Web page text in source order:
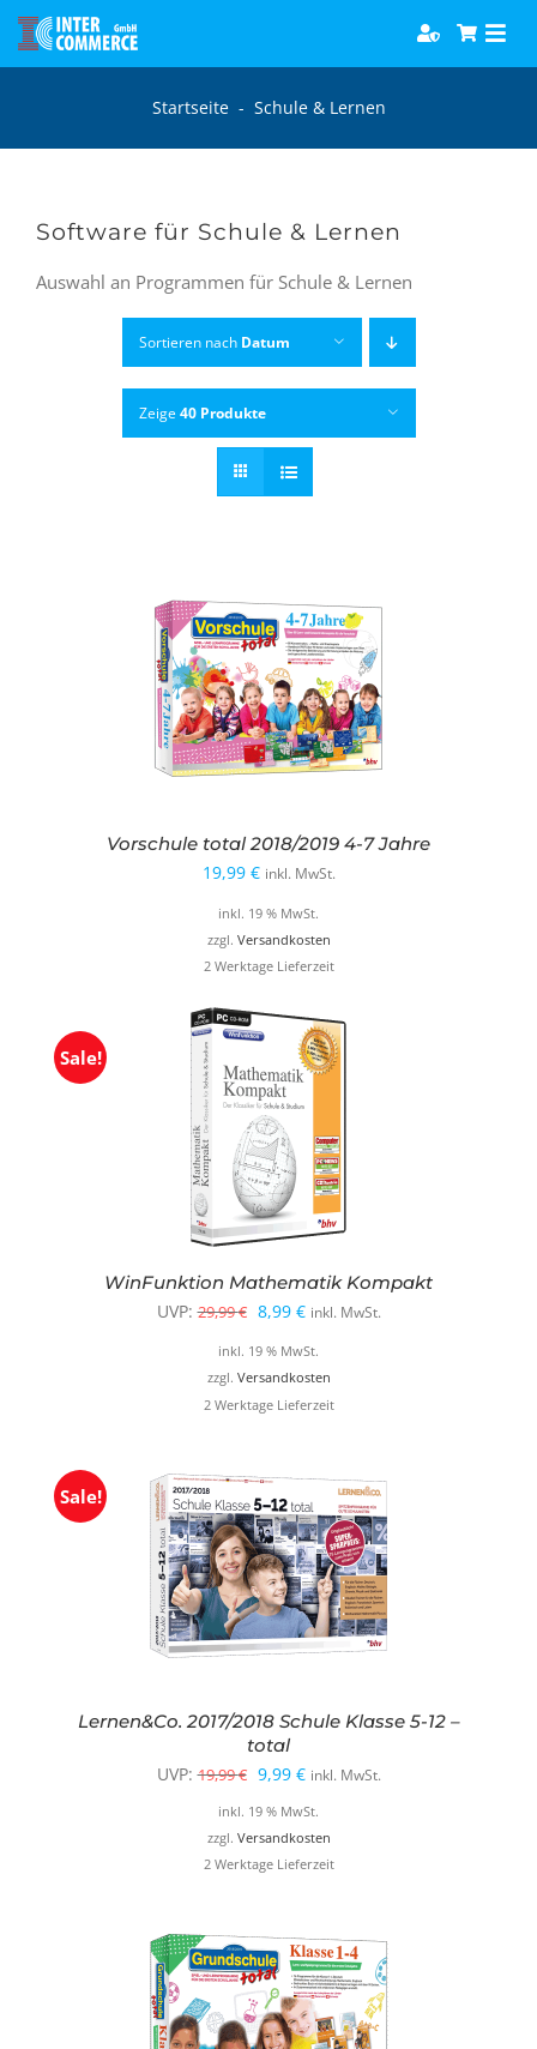
Zum
Inhalt
Hörbücher
Startseite- Schule & Lernen
Software für Schule & Lernen
Auswahl an Programmen für Schule & Lernen
Sortieren nach Datum
Zeige 40 Produkte
Vorschule total 2018/2019 4-7 Jahre
19,99 € inkl. MwSt.
inkl. 19 % MwSt.
zzgl. Versandkosten
2 Werktage Lieferzeit
Sale!
WinFunktion Mathematik Kompakt
UVP: 29,99€ Ursprünglicher
Preis
war:
29,99 €
8,99 €Aktueller
Preis
ist:
8,99 €.
inkl. MwSt.
inkl. 19 % MwSt.
zzgl. Versandkosten
2 Werktage Lieferzeit
Sale!
Lernen&Co. 2017/2018 Schule Klasse 5-12 –
total
UVP: 19,99€ Ursprünglicher
Preis
war:
19,99 €
9,99 €Aktueller
Preis
ist:
9,99 €.
inkl. MwSt.
inkl. 19 % MwSt.
zzgl. Versandkosten
2 Werktage Lieferzeit